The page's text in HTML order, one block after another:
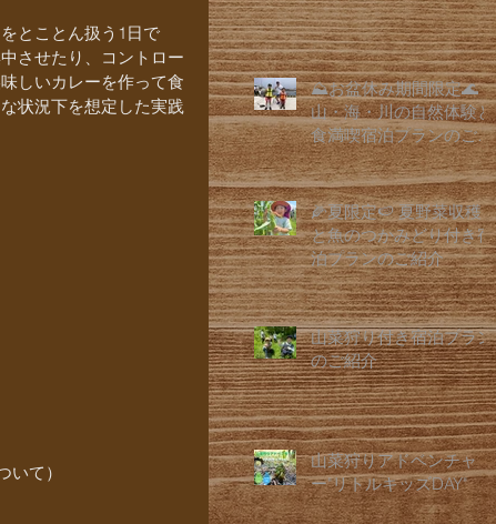
とことん扱う1日で
させたり、コントロー
しいカレーを作って食
状況下を想定した実践
て）
⛰️お盆休み期間限定🌊
山・海・川の自然体験と
食満喫宿泊プランのご紹
介
🌽夏限定🍉 夏野菜収穫
と魚のつかみどり付き宿
泊プランのご紹介
山菜狩り付き宿泊プラン
のご紹介
山菜狩りアドベンチャ
ー"リトルキッズDAY"